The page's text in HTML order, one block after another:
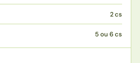
2 cs
5 ou 6 cs